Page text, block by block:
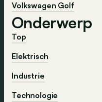
Volkswagen Golf
Onderwerp
Top
Elektrisch
Industrie
Technologie